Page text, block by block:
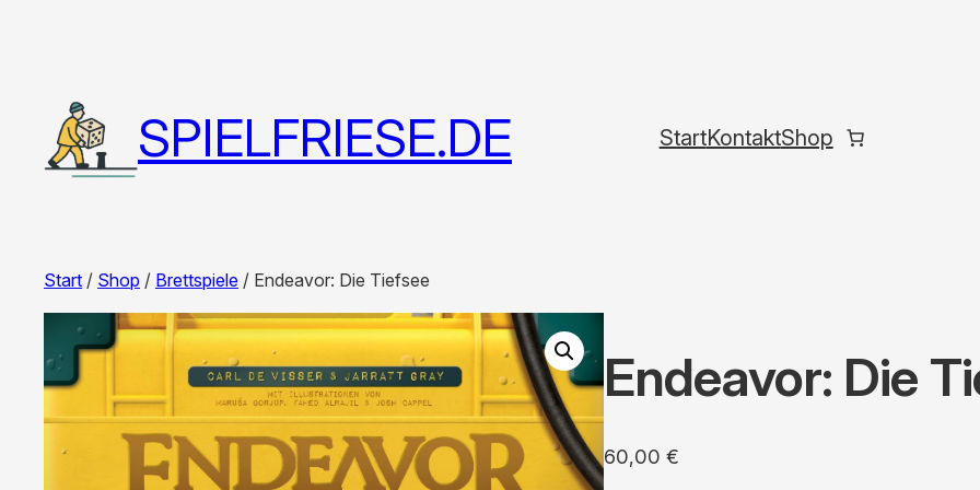
SPIELFRIESE.DE StartKontaktShop
Start / Shop / Brettspiele / Endeavor: Die Tiefsee
Endeavor: Die
60,00 €